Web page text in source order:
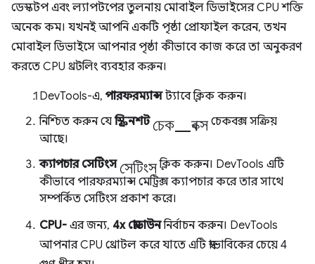
ডেস্কটপ এবং ল্যাপটপের তুলনায় মোবাইল ডিভাইসের CPU শক্তি
অনেক কম। যখনই আপনি একটি পৃষ্ঠা প্রোফাইল করেন, তখন
মোবাইল ডিভাইসে আপনার পৃষ্ঠা কীভাবে কাজ করে তা অনুকরণ
করতে CPU থ্রটলিং ব্যবহার করুন।
DevTools-এ, পারফরম্যান্সট্যাবে ক্লিক করুন।
নিশ্চিত করুন যেস্ক্রিনশট চেক_বক্সচেকবক্স সক্রিয়
আছে।
ক্যাপচার সেটিংস সেটিংসক্লিক করুন। DevTools এটি
কীভাবে পারফরম্যান্স মেট্রিক্স ক্যাপচার করে তার সাথে
সম্পর্কিত সেটিংস প্রকাশ করে।
CPU- এর জন্য, 4x স্লোডাউননির্বাচন করুন। DevTools
আপনার CPU থ্রোটল করে যাতে এটি স্বাভাবিকের চেয়ে 4